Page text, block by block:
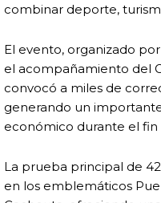
combinar deporte,
El evento, organizado
el acompañamiento del
convocó a miles de
generando un
económico durante el fin
La prueba principal de
en los emblemáticos